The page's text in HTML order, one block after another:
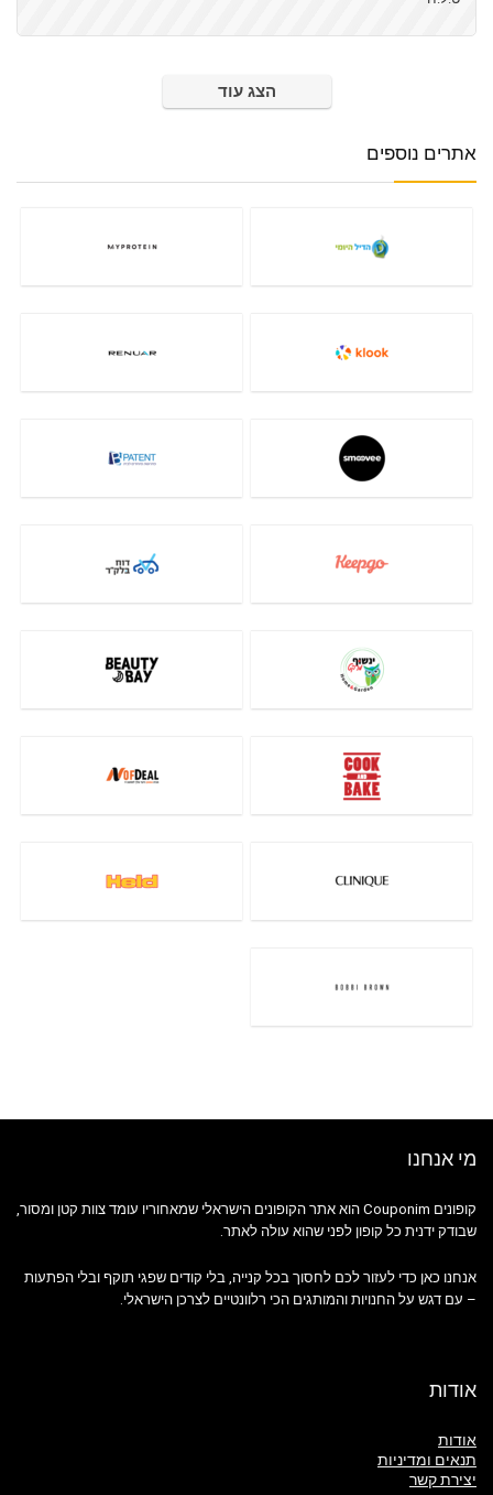
הצג עוד
אתרים נוספים
מי אנחנו
קופונים Couponim הוא אתר הקופונים הישראלי שמאחוריו עומד צוות קטן ומסור,
שבודק ידנית כל קופון לפני שהוא עולה לאתר.
אנחנו כאן כדי לעזור לכם לחסוך בכל קנייה, בלי קודים שפגי תוקף ובלי הפתעות
– עם דגש על החנויות והמותגים הכי רלוונטיים לצרכן הישראלי.
אודות
אודות
תנאים ומדיניות
יצירת קשר